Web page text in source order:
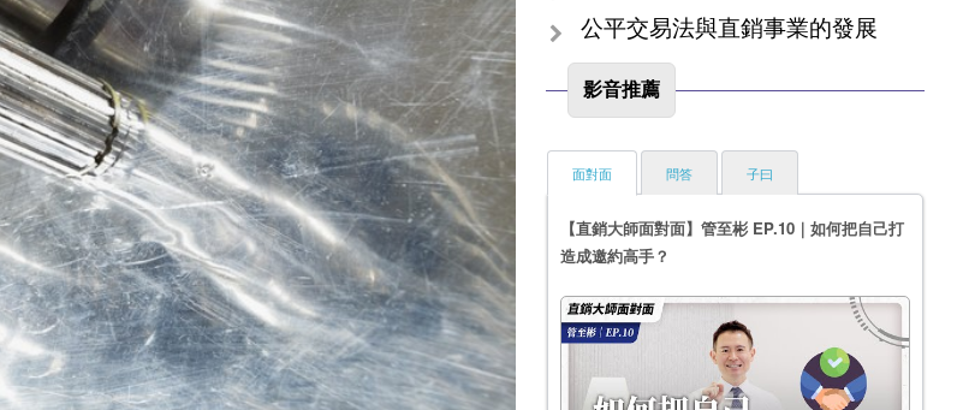
公平交易法與直銷事業的發展
影音推薦
面對面
【直銷大師面對面】管至彬 EP.10｜如何把自己打
造成邀約高手？
問答 子曰